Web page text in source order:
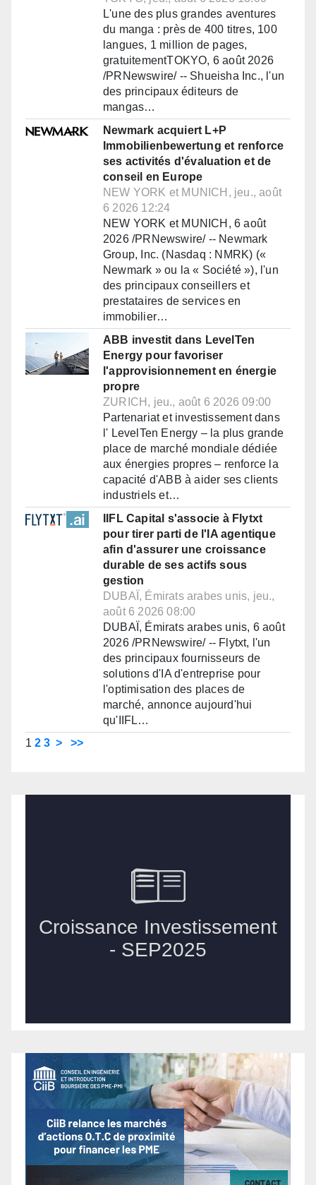
L'une des plus grandes aventures
du manga : près de 400 titres, 100
langues, 1 million de pages,
gratuitementTOKYO, 6 août 2026
/PRNewswire/ -- Shueisha Inc., l'un
des principaux éditeurs de
mangas…
Newmark acquiert L+P
Immobilienbewertung et renforce
ses activités d'évaluation et de
conseil en Europe
NEW YORK et MUNICH, jeu., août
6 2026 12:24
NEW YORK et MUNICH, 6 août
2026 /PRNewswire/ -- Newmark
Group, Inc. (Nasdaq : NMRK) («
Newmark » ou la « Société »), l'un
des principaux conseillers et
prestataires de services en
immobilier…
ABB investit dans LevelTen
Energy pour favoriser
l'approvisionnement en énergie
propre
ZURICH, jeu., août 6 2026 09:00
Partenariat et investissement dans
l' LevelTen Energy – la plus grande
place de marché mondiale dédiée
aux énergies propres – renforce la
capacité d'ABB à aider ses clients
industriels et…
IIFL Capital s'associe à Flytxt
pour tirer parti de l'IA agentique
afin d'assurer une croissance
durable de ses actifs sous
gestion
DUBAÏ, Émirats arabes unis, jeu.,
août 6 2026 08:00
DUBAÏ, Émirats arabes unis, 6 août
2026 /PRNewswire/ -- Flytxt, l'un
des principaux fournisseurs de
solutions d'IA d'entreprise pour
l'optimisation des places de
marché, annonce aujourd'hui
qu'IIFL…
1 2 3 > >>